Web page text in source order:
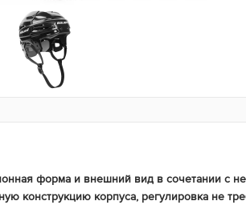
форма и внешний вид в сочетании с
конструкцию корпуса, регулировка не